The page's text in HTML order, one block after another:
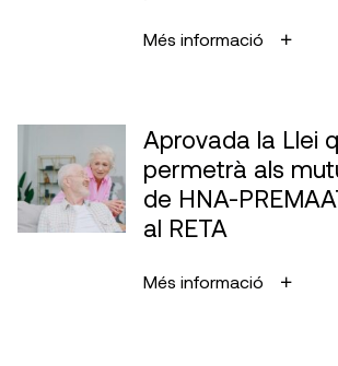
Més informació
Aprovada la Llei
permetrà als
de HNA-
al RETA
Més informació